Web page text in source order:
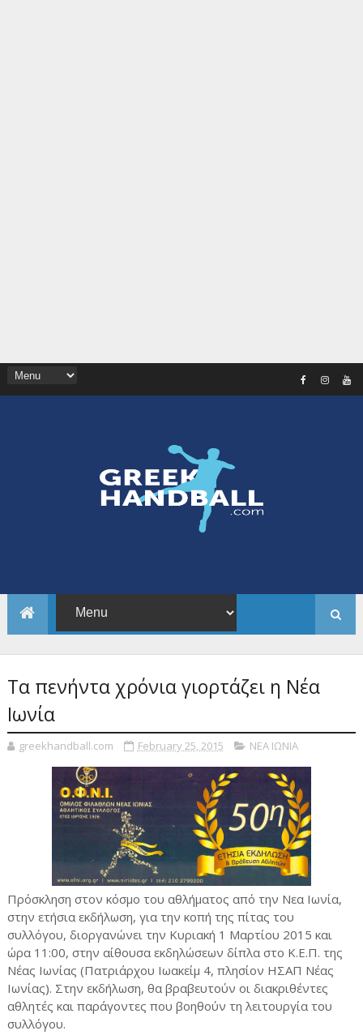
Τα πενήντα χρόνια γιορτάζει η Νέα
Ιωνία
greekhandball.com February 25, 2015 ΝΕΑ ΙΩΝΙΑ
Πρόσκληση στον κόσμο του αθλήματος από την Νεα Ιωνία,
στην ετήσια εκδήλωση, για την κοπή της πίτας του
συλλόγου, διοργανώνει την Κυριακή 1 Μαρτίου 2015 και
ώρα 11:00, στην αίθουσα εκδηλώσεων δίπλα στο Κ.Ε.Π. της
Νέας Ιωνίας (Πατριάρχου Ιωακείμ 4, πλησίον ΗΣΑΠ Νέας
Ιωνίας). Στην εκδήλωση, θα βραβευτούν οι διακριθέντες
αθλητές και παράγοντες που βοηθούν τη λειτουργία του
συλλόγου.